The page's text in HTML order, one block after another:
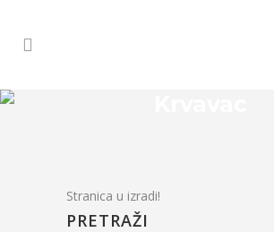
Stranica u izradi!
PRETRAŽI